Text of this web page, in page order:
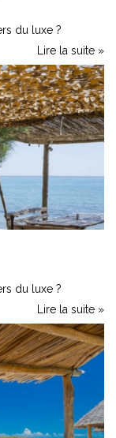
du luxe ?
Lire la suite »
du luxe ?
Lire la suite »